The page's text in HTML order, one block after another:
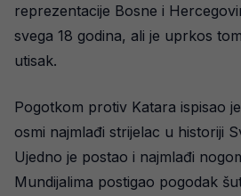
reprezentacije Bosne i
svega 18 godina, ali je uprkos
utisak.
Pogotkom protiv Katara ispisao
osmi najmlađi strijelac u historiji
Ujedno je postao i najmlađi
Mundijalima postigao pogodak